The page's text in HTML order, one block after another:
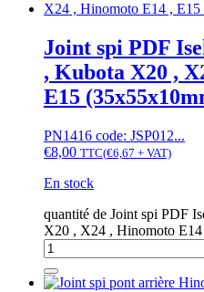
Joint spi PDF
, Kubota X20 ,
E15
PN1416 code: JSP012...
€8,00 TTC(€6,67 + VAT)
En stock
quantité de Joint spi PDF
X20 , X24 , Hinomoto